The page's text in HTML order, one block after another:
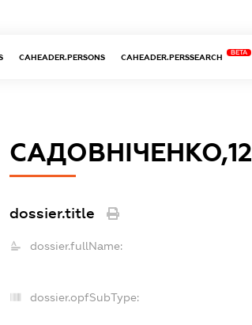
CAHEADER.PERSONS CAHEADER.PERSSEARCH
BETA
САДОВНІЧЕНКО,12
dossier.title
dossier.fullName:
dossier.opfSubType: